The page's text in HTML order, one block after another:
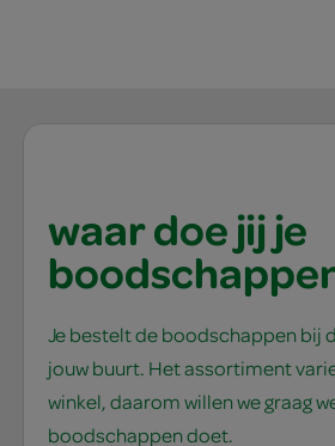
waar doe jij je
Je bestelt de boodschappen bij
jouw buurt. Het assortiment
winkel, daarom willen we graag
boodschappen doet.